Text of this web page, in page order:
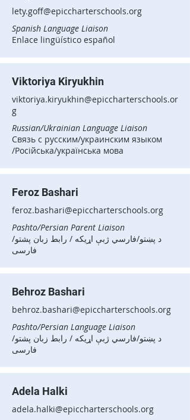
lety.goff@epiccharterschools.org
Spanish Language Liaison
Enlace lingüístico español
Viktoriya Kiryukhin
viktoriya.kiryukhin@epiccharterschools.or
g
Russian/Ukrainian Language Liaison
Связь с русским/украинским языком
/Російська/українська мова
Feroz Bashari
feroz.bashari@epiccharterschools.org
Pashto/Persian Parent Liaison
د پښتو/فارسي ژبې اړیکه / رابط زبان پشتو/
فارسی
Behroz Bashari
behroz.bashari@epiccharterschools.org
Pashto/Persian Language Liaison
د پښتو/فارسي ژبې اړیکه / رابط زبان پشتو/
فارسی
Adela Halki
adela.halki@epiccharterschools.org